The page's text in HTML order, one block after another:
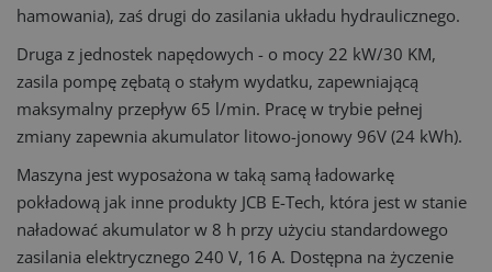
hamowania), zaś drugi do zasilania układu hydraulicznego.
Druga z jednostek napędowych - o mocy 22 kW/30 KM,
zasila pompę zębatą o stałym wydatku, zapewniającą
maksymalny przepływ 65 l/min. Pracę w trybie pełnej
zmiany zapewnia akumulator litowo-jonowy 96V (24 kWh).
Maszyna jest wyposażona w taką samą ładowarkę
pokładową jak inne produkty JCB E-Tech, która jest w stanie
naładować akumulator w 8 h przy użyciu standardowego
zasilania elektrycznego 240 V, 16 A. Dostępna na życzenie